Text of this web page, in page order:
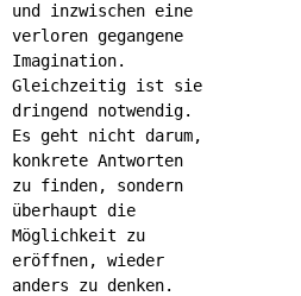
und inzwischen eine
verloren gegangene
Imagination.
Gleichzeitig ist sie
dringend notwendig.
Es geht nicht darum,
konkrete Antworten
zu finden, sondern
überhaupt die
Möglichkeit zu
eröffnen, wieder
anders zu denken.